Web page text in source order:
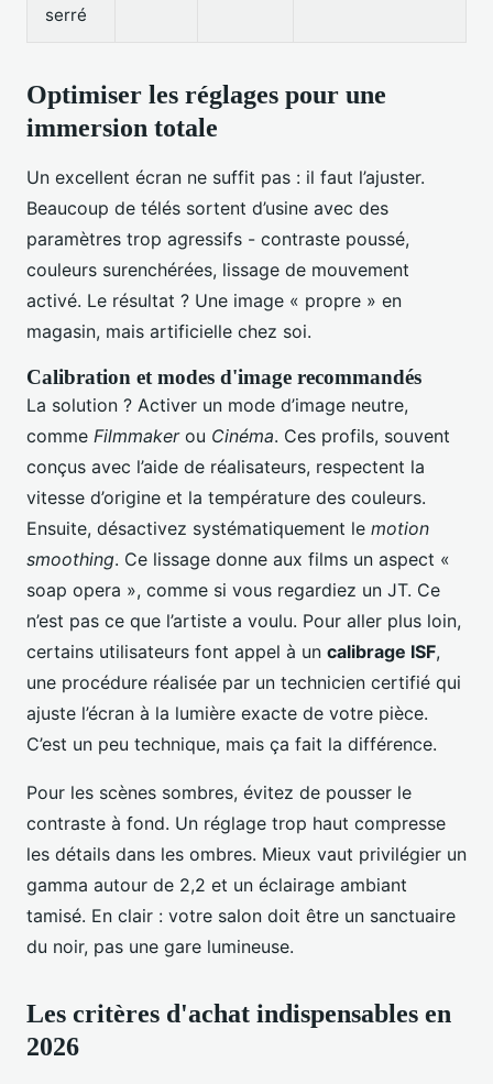
serré
Optimiser les réglages pour une
immersion totale
Un excellent écran ne suffit pas : il faut l’ajuster.
Beaucoup de télés sortent d’usine avec des
paramètres trop agressifs - contraste poussé,
couleurs surenchérées, lissage de mouvement
activé. Le résultat ? Une image « propre » en
magasin, mais artificielle chez soi.
Calibration et modes d'image recommandés
La solution ? Activer un mode d’image neutre,
comme Filmmakerou Cinéma. Ces profils, souvent
conçus avec l’aide de réalisateurs, respectent la
vitesse d’origine et la température des couleurs.
Ensuite, désactivez systématiquement le motion
smoothing. Ce lissage donne aux films un aspect «
soap opera », comme si vous regardiez un JT. Ce
n’est pas ce que l’artiste a voulu. Pour aller plus loin,
certains utilisateurs font appel à un calibrage ISF,
une procédure réalisée par un technicien certifié qui
ajuste l’écran à la lumière exacte de votre pièce.
C’est un peu technique, mais ça fait la différence.
Pour les scènes sombres, évitez de pousser le
contraste à fond. Un réglage trop haut compresse
les détails dans les ombres. Mieux vaut privilégier un
gamma autour de 2,2 et un éclairage ambiant
tamisé. En clair : votre salon doit être un sanctuaire
du noir, pas une gare lumineuse.
Les critères d'achat indispensables en
2026